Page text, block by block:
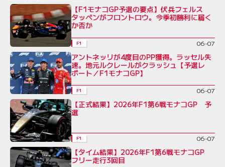
【F1モナコGP予選の要点】伏兵フェルス
タッペンがフロントロウ。今季初勝利に届く
か否か
F1 06-07
アントネッリが4度目のPP獲得。ラッセル失
速。地元ルクレールがクラッシュ【予選レ
ポート／F1モナコGP】
F1 06-07
【正式結果】2026年F1第6戦モナコGP 予
選
F1 06-07
【タイム結果】2026年F1第6戦モナコGP
フリー走行3回目